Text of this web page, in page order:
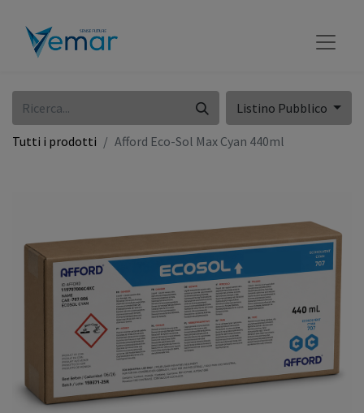
Listino Pubblico
Tutti i prodotti Afford Eco-Sol Max Cyan 440ml